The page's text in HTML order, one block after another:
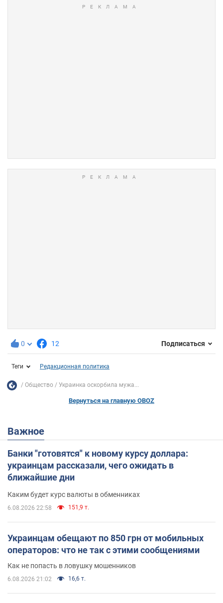
0 12 Подписаться
Теги Редакционная политика
Общество Украинка оскорбила мужа...
Вернуться на главную OBOZ
Важное
Банки "готовятся" к новому курсу доллара:
украинцам рассказали, чего ожидать в
ближайшие дни
Каким будет курс валюты в обменниках
6.08.2026 22:58 151,9 т.
Украинцам обещают по 850 грн от мобильных
операторов: что не так с этими сообщениями
Как не попасть в ловушку мошенников
6.08.2026 21:02 16,6 т.